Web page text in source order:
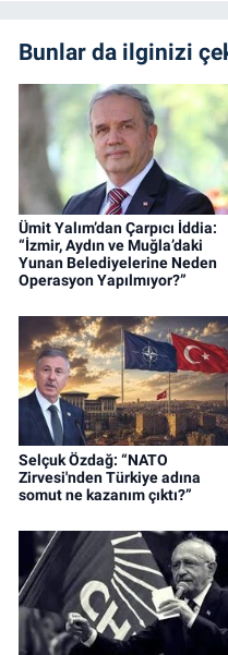
Bunlar da ilginizi
Ümit Yalım’dan Çarpıcı İddia:
“İzmir, Aydın ve Muğla’daki
Yunan Belediyelerine Neden
Operasyon Yapılmıyor?”
Selçuk Özdağ: “NATO
Zirvesi'nden Türkiye adına
somut ne kazanım çıktı?”